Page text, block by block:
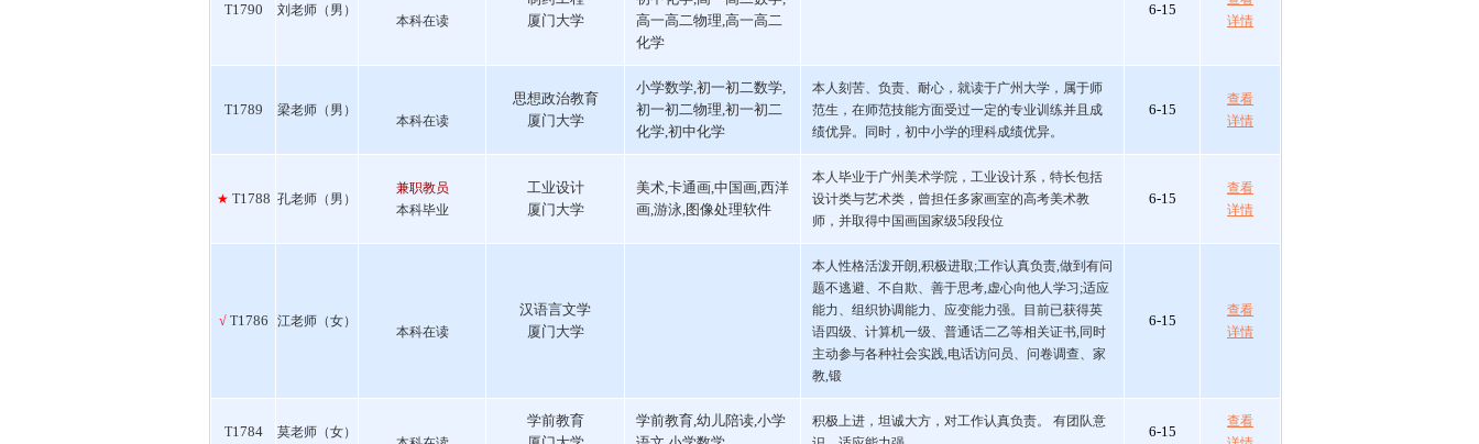
T1790 刘老师（男）
本科在读
厦门大学
高一高二物理,高一高二
化学
6-15
详情
T1789 梁老师（男）
本科在读
思想政治教育
厦门大学
小学数学,初一初二数学,
初一初二物理,初一初二
化学,初中化学
本人刻苦、负责、耐心，就读于广州大学，属于师
范生，在师范技能方面受过一定的专业训练并且成
绩优异。同时，初中小学的理科成绩优异。
6-15
查看
详情
★ T1788 孔老师（男）
兼职教员
本科毕业
工业设计
厦门大学
美术,卡通画,中国画,西洋
画,游泳,图像处理软件
本人毕业于广州美术学院，工业设计系，特长包括
设计类与艺术类，曾担任多家画室的高考美术教
师，并取得中国画国家级5段段位
6-15
查看
详情
√T1786 江老师（女）
本科在读
汉语言文学
厦门大学
本人性格活泼开朗,积极进取;工作认真负责,做到有问
题不逃避、不自欺、善于思考,虚心向他人学习;适应
能力、组织协调能力、应变能力强。目前已获得英
语四级、计算机一级、普通话二乙等相关证书,同时
主动参与各种社会实践,电话访问员、问卷调查、家
教,锻
6-15
查看
详情
T1784 莫老师（女）
学前教育
学前教育,幼儿陪读,小学
积极上进，坦诚大方，对工作认真负责。 有团队意
6-15
查看